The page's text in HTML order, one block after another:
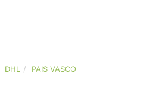
DHL PAIS VASCO